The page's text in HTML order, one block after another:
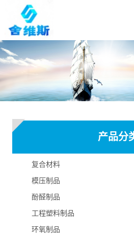
产品分
复合材料
模压制品
酚醛制品
工程塑料制品
环氧制品